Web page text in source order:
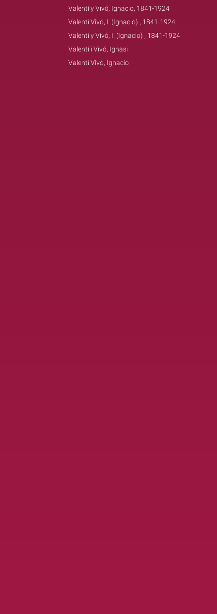
Valentí y Vivó, Ignacio, 1841-1924
Valentí Vivó, I. (Ignacio) , 1841-1924
Valentí y Vivó, I. (Ignacio) , 1841-1924
Valentí i Vivó, Ignasi
Valentí Vivó, Ignacio